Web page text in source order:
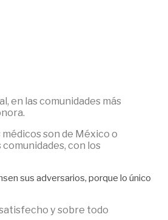
en las comunidades más
médicos son de México o
con los
sus adversarios, porque lo único
satisfecho y sobre todo